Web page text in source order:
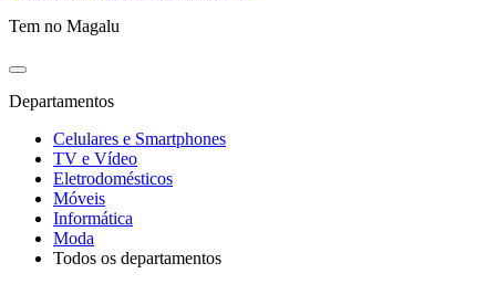
Tem no Magalu
Departamentos
Celulares e Smartphones
TV e Vídeo
Eletrodomésticos
Móveis
Informática
Moda
Todos os departamentos